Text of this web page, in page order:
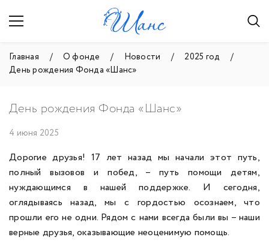
Главная О фонде Новости
2025 год
День рождения Фонда «Шанс»
День рождения Фонда «Шанс»
4 июня 2025
Дорогие друзья! 17 лет назад мы начали этот путь,
полный вызовов и побед, – путь помощи детям,
нуждающимся в нашей поддержке. И сегодня,
оглядываясь назад, мы с гордостью осознаем, что
прошли его не одни. Рядом с нами всегда были вы – наши
верные друзья, оказывающие неоценимую помощь.